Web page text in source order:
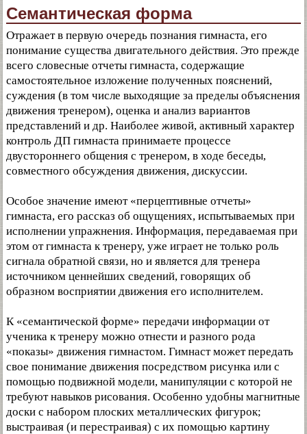
Семантическая форма
Отражает в первую очередь познания гимнаста, его
понимание существа двигательного действия. Это прежде
всего словесные отчеты гимнаста, содержащие
самостоятельное изложение полученных пояснений,
суждения (в том числе выходящие за пределы объяснения
движения тренером), оценка и анализ вариантов
представлений и др. Наиболее живой, активный характер
контроль ДП гимнаста принимаете процессе
двустороннего общения с тренером, в ходе беседы,
совместного обсуждения движения, дискуссии.
Особое значение имеют «перцептивные отчеты»
гимнаста, его рассказ об ощущениях, испытываемых при
исполнении упражнения. Информация, передаваемая при
этом от гимнаста к тренеру, уже играет не только роль
сигнала обратной связи, но и является для тренера
источником ценнейших сведений, говорящих об
образном восприятии движения его исполнителем.
К «семантической форме» передачи информации от
ученика к тренеру можно отнести и разного рода
«показы» движения гимнастом. Гимнаст может передать
свое понимание движения посредством рисунка или с
помощью подвижной модели, манипуляции с которой не
требуют навыков рисования. Особенно удобны магнитные
доски с набором плоских металлических фигурок;
выстраивая (и перестраивая) с их помощью картину